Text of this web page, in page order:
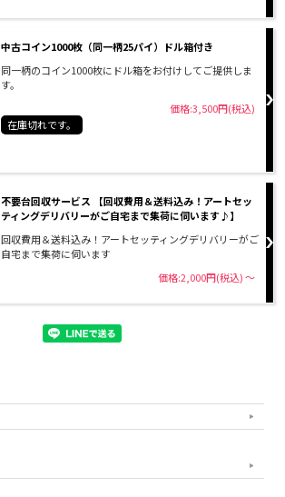
中古コイン1000枚（同一柄25パイ）ドル箱付き
同一柄のコイン1000枚にドル箱をお付けしてご提供しま
す。
価格:3,500円(税込)
在庫切れです。
不要台回収サービス 【回収費用＆送料込み！アートセッ
ティングデリバリーがご自宅まで集荷に伺います♪】
回収費用＆送料込み！アートセッティングデリバリーがご
自宅まで集荷に伺います
価格:2,000円(税込)～